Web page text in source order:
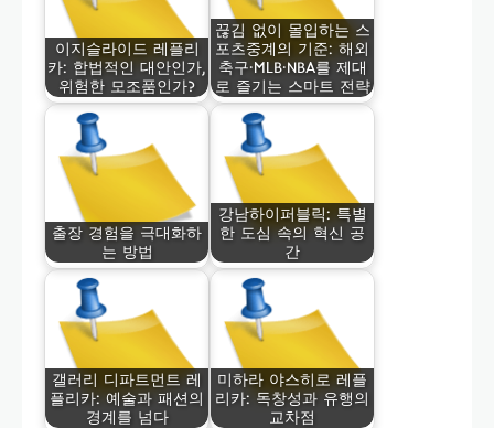
이지슬라이드 레플리
카: 합법적인 대안인가,
위험한 모조품인가?
끊김 없이 몰입하는 스
포츠중계의 기준: 해외
축구·MLB·NBA를 제대
로 즐기는 스마트 전략
출장 경험을 극대화하
는 방법
강남하이퍼블릭: 특별
한 도심 속의 혁신 공
간
갤러리 디파트먼트 레
플리카: 예술과 패션의
경계를 넘다
미하라 야스히로 레플
리카: 독창성과 유행의
교차점